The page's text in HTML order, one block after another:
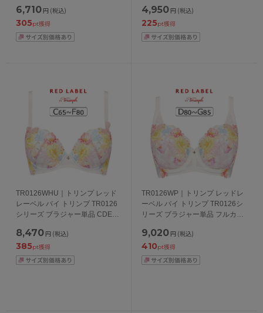
ンダー 65/70/75/80/85cm
6,710 円 (税込)
305pt獲得
4,950 円 (税込)
225pt獲得
TR0126WHU｜トリンプ レッド
レーベル バイ トリンプ TR0126
シリーズ ブラジャー単品 CDEF
65/70/75/80/85cm
8,470 円 (税込)
385pt獲得
TR0126WP｜トリンプ レッドレ
ーベル バイ トリンプ TR0126シ
リーズ ブラジャー単品 フルカッ
ダー75/80/85/90cm
9,020 円 (税込)
410pt獲得